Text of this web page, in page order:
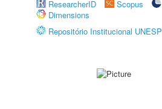
ResearcherID
Scopus
Dimensions
Repositório Institucional UNESP